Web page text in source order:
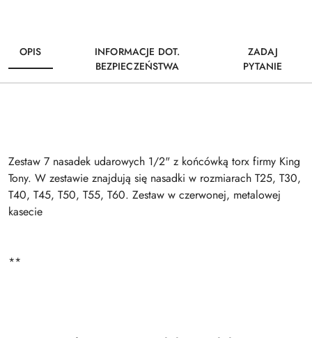
OPIS
INFORMACJE DOT.
BEZPIECZEŃSTWA
ZADAJ
PYTANIE
Zestaw 7 nasadek udarowych 1/2" z końcówką torx firmy King
Tony. W zestawie znajdują się nasadki w rozmiarach T25, T30,
T40, T45, T50, T55, T60. Zestaw w czerwonej, metalowej
kasecie
**